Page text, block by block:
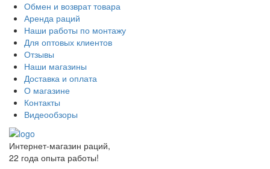
Обмен и возврат товара
Аренда раций
Наши работы по монтажу
Для оптовых клиентов
Отзывы
Наши магазины
Доставка и оплата
О магазине
Контакты
Видеообзоры
Интернет-магазин раций,
22 года опыта работы!